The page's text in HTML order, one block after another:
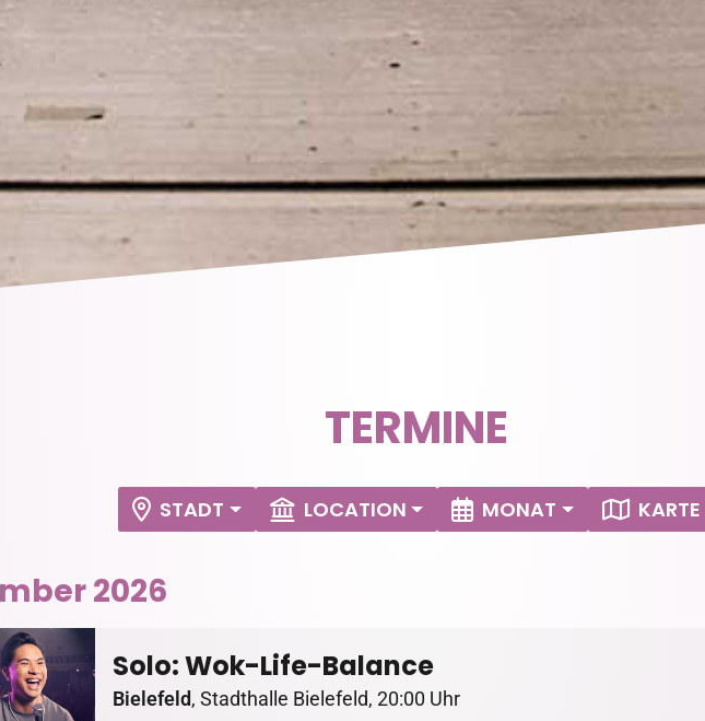
TERMINE
STADT LOCATION MONAT KARTE
2026
Solo: Wok-Life-Balance
Bielefeld, Stadthalle Bielefeld, 20:00 Uhr